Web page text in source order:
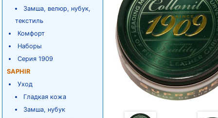
Замша, велюр, нубук,
текстиль
Комфорт
Наборы
Серия 1909
SAPHIR
Уход
Гладкая кожа
Замша, нубук